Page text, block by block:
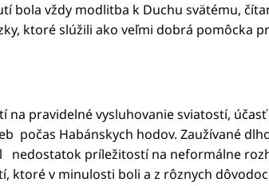
bola vždy modlitba k Duchu svätému,
ktoré slúžili ako veľmi dobrá pomôcka
na pravidelné vysluhovanie sviatostí,
počas Habánskych hodov. Zaužívané
nedostatok príležitostí na neformálne
ktoré v minulosti boli a z rôznych